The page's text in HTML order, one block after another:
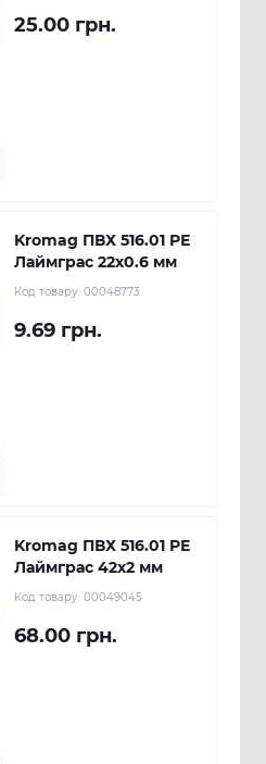
25.00 грн.
Kromag ПВХ 516.01 РЕ
Лаймграс 22х0.6 мм
Код товару: 00048773
9.69 грн.
Kromag ПВХ 516.01 РЕ
Лаймграс 42х2 мм
Код товару: 00049045
68.00 грн.